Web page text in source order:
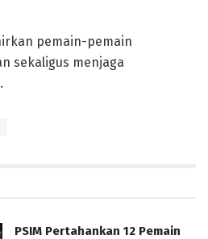
pemain-pemain
sekaligus menjaga
PSIM Pertahankan 12 Pemain